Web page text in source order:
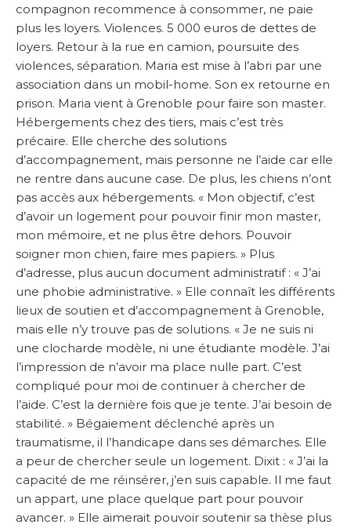
compagnon recommence à consommer, ne paie
plus les loyers. Violences. 5 000 euros de dettes de
loyers. Retour à la rue en camion, poursuite des
violences, séparation. Maria est mise à l’abri par une
association dans un mobil-home. Son ex retourne en
prison. Maria vient à Grenoble pour faire son master.
Hébergements chez des tiers, mais c’est très
précaire. Elle cherche des solutions
d’accompagnement, mais personne ne l’aide car elle
ne rentre dans aucune case. De plus, les chiens n’ont
pas accès aux hébergements. « Mon objectif, c’est
d’avoir un logement pour pouvoir finir mon master,
mon mémoire, et ne plus être dehors. Pouvoir
soigner mon chien, faire mes papiers. » Plus
d’adresse, plus aucun document administratif : « J’ai
une phobie administrative. » Elle connaît les différents
lieux de soutien et d’accompagnement à Grenoble,
mais elle n’y trouve pas de solutions. « Je ne suis ni
une clocharde modèle, ni une étudiante modèle. J’ai
l’impression de n’avoir ma place nulle part. C’est
compliqué pour moi de continuer à chercher de
l’aide. C’est la dernière fois que je tente. J’ai besoin de
stabilité. » Bégaiement déclenché après un
traumatisme, il l’handicape dans ses démarches. Elle
a peur de chercher seule un logement. Dixit : « J’ai la
capacité de me réinsérer, j’en suis capable. Il me faut
un appart, une place quelque part pour pouvoir
avancer. » Elle aimerait pouvoir soutenir sa thèse plus